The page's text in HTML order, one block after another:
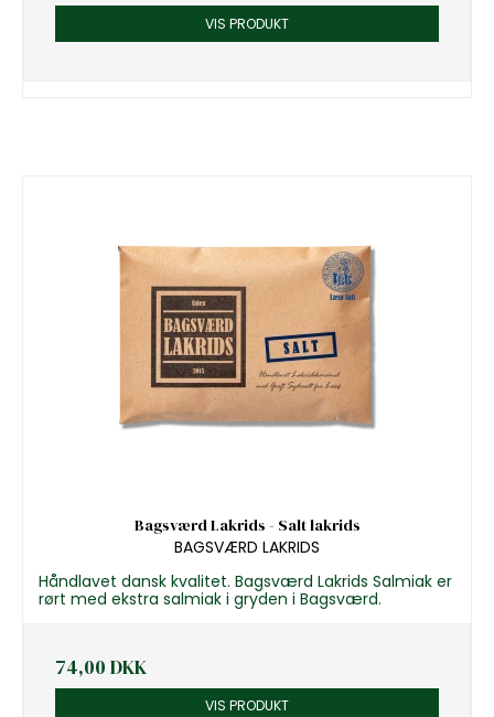
VIS PRODUKT
Bagsværd Lakrids - Salt lakrids
BAGSVÆRD LAKRIDS
Håndlavet dansk kvalitet. Bagsværd Lakrids Salmiak er
rørt med ekstra salmiak i gryden i Bagsværd.
74,00 DKK
VIS PRODUKT